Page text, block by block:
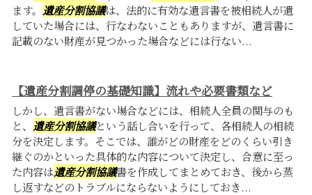
ます。 遺産分割協議は、法的に有効な遺言書を被相続人が遺
していた場合には、行なわないこともありますが、遺言書に
記載のない財産が見つかった場合などには行ない...
【遺産分割調停の基礎知識】流れや必要書類など
しかし、遺言書がない場合などには、相続人全員の関与のも
と、 遺産分割協議という話し合いを行って、各相続人の相続
分を決定します。そこでは、誰がどの財産をどのくらい引き
継ぐのかといった具体的な内容について決定し、合意に至っ
た内容は遺産分割協議書を作成してまとめておき、後から蒸
し返すなどのトラブルにならないようにしておき...